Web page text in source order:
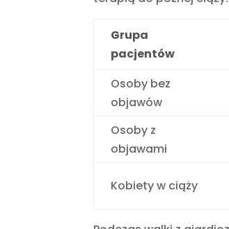
Grupa
pacjentów
Osoby bez
objawów
Osoby z
objawami
Kobiety w ciąży